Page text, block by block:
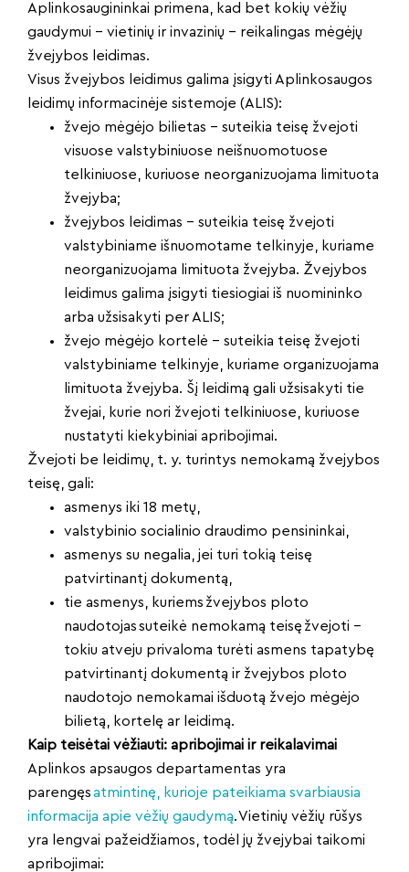
Aplinkosaugininkai primena, kad bet kokių vėžių
gaudymui – vietinių ir invazinių – reikalingas mėgėjų
žvejybos leidimas.
Visus žvejybos leidimus galima įsigyti Aplinkosaugos
leidimų informacinėje sistemoje (ALIS):
žvejo mėgėjo bilietas – suteikia teisę žvejoti
visuose valstybiniuose neišnuomotuose
telkiniuose, kuriuose neorganizuojama limituota
žvejyba;
žvejybos leidimas – suteikia teisę žvejoti
valstybiniame išnuomotame telkinyje, kuriame
neorganizuojama limituota žvejyba. Žvejybos
leidimus galima įsigyti tiesiogiai iš nuomininko
arba užsisakyti per ALIS;
žvejo mėgėjo kortelė – suteikia teisę žvejoti
valstybiniame telkinyje, kuriame organizuojama
limituota žvejyba. Šį leidimą gali užsisakyti tie
žvejai, kurie nori žvejoti telkiniuose, kuriuose
nustatyti kiekybiniai apribojimai.
Žvejoti be leidimų, t. y. turintys nemokamą žvejybos
teisę, gali:
asmenys iki 18 metų,
valstybinio socialinio draudimo pensininkai,
asmenys su negalia, jei turi tokią teisę
patvirtinantį dokumentą,
tie asmenys, kuriems žvejybos ploto
naudotojas suteikė nemokamą teisę žvejoti –
tokiu atveju privaloma turėti asmens tapatybę
patvirtinantį dokumentą ir žvejybos ploto
naudotojo nemokamai išduotą žvejo mėgėjo
bilietą, kortelę ar leidimą.
Kaip teisėtai vėžiauti: apribojimai ir reikalavimai
Aplinkos apsaugos departamentas yra
parengęsatmintinę, kurioje pateikiama svarbiausia
informacija apie vėžių gaudymą. Vietinių vėžių rūšys
yra lengvai pažeidžiamos, todėl jų žvejybai taikomi
apribojimai: